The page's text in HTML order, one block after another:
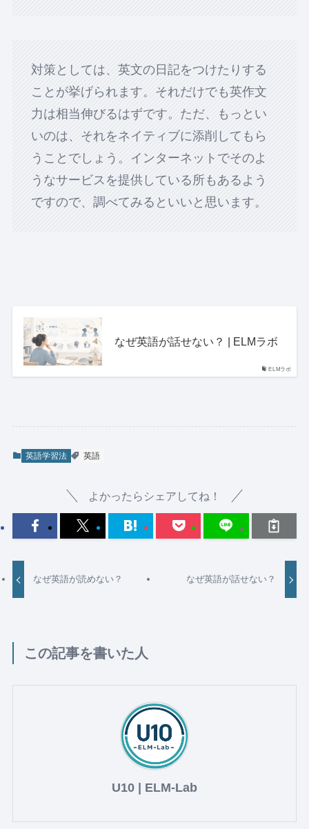
対策としては、英文の日記をつけたりする
ことが挙げられます。それだけでも英作文
力は相当伸びるはずです。ただ、もっとい
いのは、それをネイティブに添削してもら
うことでしょう。インターネットでそのよ
うなサービスを提供している所もあるよう
ですので、調べてみるといいと思います。
ELMラボ
なぜ英語が話せない？ | ELMラボ
英語学習法 英語
よかったらシェアしてね！
なぜ英語が読めない？ なぜ英語が話せない？
この記事を書いた人
U10 | ELM-Lab